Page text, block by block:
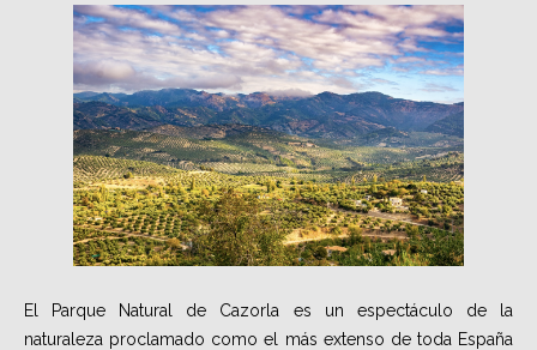
El Parque Natural de Cazorla es un espectáculo de la
naturaleza proclamado como el más extenso de toda España